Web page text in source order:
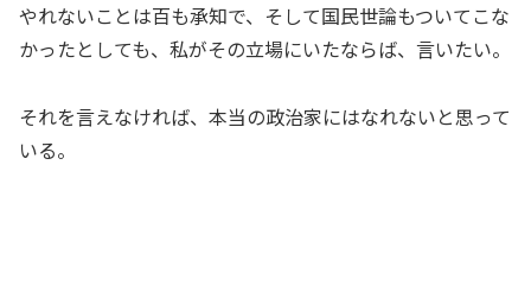
やれないことは百も承知で、そして国民世論もついてこな
かったとしても、私がその立場にいたならば、言いたい。
それを言えなければ、本当の政治家にはなれないと思って
いる。